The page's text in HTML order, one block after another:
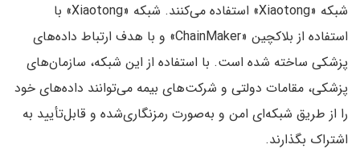
شبکه «Xiaotong» استفاده می‌کنند. شبکه «Xiaotong» با
استفاده از بلاکچین «ChainMaker» و با هدف ارتباط داده‌های
پزشکی ساخته شده است. با استفاده از این شبکه، سازمان‌های
پزشکی، مقامات دولتی و شرکت‌های بیمه می‌توانند داده‌های خود
را از طریق شبکه‌ای امن و به‌صورت رمزنگاری‌شده و قابل‌تأیید به
اشتراک بگذارند.